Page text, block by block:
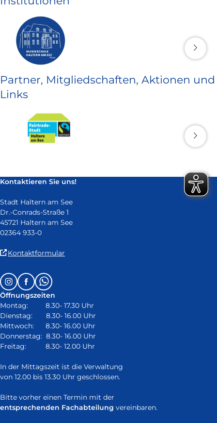
Partner, Mitgliedschaften, Aktionen und
Links
Kontaktieren Sie uns!
Stadt Haltern am See
Dr.-Conrads-Straße 1
45721 Haltern am See
02364 933-0
Kontaktformular
in
neuem
Fenster)
Follow
us
on:
InstagramFacebookWhatsapp
Öffnungszeiten
Montag: 8.30- 17.30 Uhr
Dienstag: 8.30- 16.00 Uhr
Mittwoch: 8.30- 16.00 Uhr
Donnerstag: 8.30- 16.00 Uhr
Freitag: 8.30- 12.00 Uhr
In der Mittagszeit ist die Verwaltung
von 12.00 bis 13.30 Uhr geschlossen.
Bitte vorher einen Termin mit der
entsprechenden Fachabteilung vereinbaren.